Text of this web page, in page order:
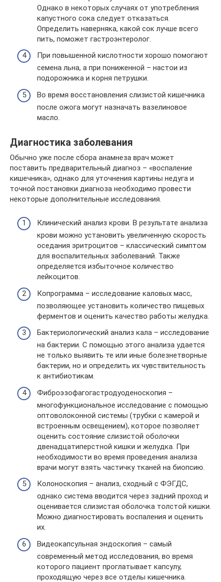
Однако в некоторых случаях от употребления
капустного сока следует отказаться.
Определить наверняка, какой сок лучше всего
пить, поможет гастроэнтеролог.
При повышенной кислотности хорошо помогают
семена льна, а при пониженной – настои из
подорожника и корня петрушки.
Во время восстановления слизистой кишечника
после ожога могут назначать вазелиновое
масло.
Диагностика заболевания
Обычно уже после сбора анамнеза врач может
поставить предварительный диагноз – «воспаление
кишечника», однако для уточнения картины недуга и
точной постановки диагноза необходимо провести
некоторые дополнительные исследования.
Клинический анализ крови. В результате анализа
крови можно установить увеличенную скорость
оседания эритроцитов – классический симптом
для воспалительных заболеваний. Также
определяется избыточное количество
лейкоцитов.
Копрограмма – исследование каловых масс,
позволяющее установить количество пищевых
ферментов и оценить качество работы желудка.
Бактериологический анализ кала – исследование
на бактерии. С помощью этого анализа удается
не только выявить те или иные болезнетворные
бактерии, но и определить их чувствительность
к антибиотикам.
Фиброэзофагогастродуоденоскопия –
многофункциональное исследование с помощью
оптоволоконной системы (трубки с камерой и
встроенным освещением), которое позволяет
оценить состояние слизистой оболочки
двенадцатиперстной кишки и желудка. При
необходимости во время проведения анализа
врачи могут взять частичку тканей на биопсию.
Колоноскопия – анализ, сходный с ФЭГДС,
однако система вводится через задний проход и
оценивается слизистая оболочка толстой кишки.
Можно диагностировать воспаления и оценить
их.
Видеокапсульная эндоскопия – самый
современный метод исследования, во время
которого пациент проглатывает капсулу,
проходящую через все отделы кишечника.